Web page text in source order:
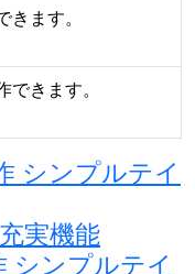
ます。
きます。
実機能
シンプルテイ